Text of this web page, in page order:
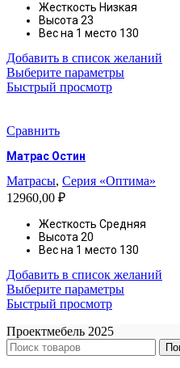
Жесткость Низкая
Высота23
Вес на 1 место 130
Добавить в список желаний
Выберите параметрыЭтот
на
Быстрый просмотр
Сравнить
Матрас Остин
Матрасы, Серия «Оптима»
12960,00 ₽
Жесткость Средняя
Высота20
Вес на 1 место 130
Добавить в список желаний
Выберите параметрыЭтот
вариаций.
Быстрый просмотр
Проектмебель 2025